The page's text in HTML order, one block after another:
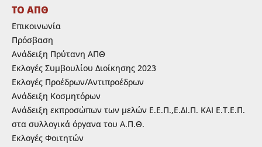
ΤΟ ΑΠΘ
Επικοινωνία
Πρόσβαση
Ανάδειξη Πρύτανη ΑΠΘ
Εκλογές Συμβουλίου Διοίκησης 2023
Εκλογές Προέδρων/Αντιπροέδρων
Ανάδειξη Κοσμητόρων
Ανάδειξη εκπροσώπων των μελών Ε.Ε.Π.,Ε.ΔΙ.Π. ΚΑΙ Ε.Τ.Ε.Π.
στα συλλογικά όργανα του Α.Π.Θ.
Εκλογές Φοιτητών